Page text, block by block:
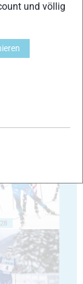
24
28
und völlig